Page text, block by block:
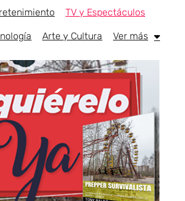
TV y Espectáculos
Arte y Cultura Ver más